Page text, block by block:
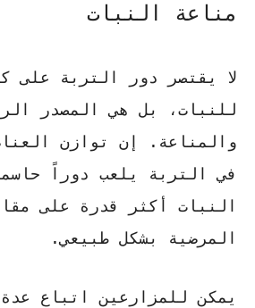
مناعة النبات
لا يقتصر دور التربة على
للنبات، بل هي المصدر
والمناعة. إن
توازن
في التربة يلعب دوراً
النبات أكثر قدرة على
المرضية بشكل طبيعي.
يمكن للمزارعين اتباع عدة